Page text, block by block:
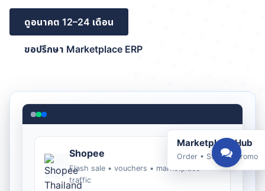
ดูอนาคต 12–24 เดือน
ขอปรึกษา Marketplace ERP
Shopee
Flash sale • vouchers • marketplace
traffic
Marketplace Hub
Order • Stock • Promo